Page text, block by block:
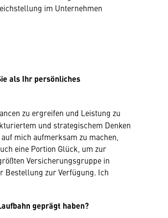
im Unternehmen
als Ihr persönliches
zu ergreifen und Leistung zu
und strategischem Denken
mich aufmerksam zu machen,
eine Portion Glück, um zur
Versicherungsgruppe in
Bestellung zur Verfügung. Ich
geprägt haben?